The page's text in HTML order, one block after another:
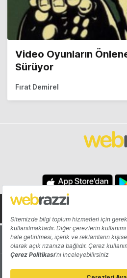
Video Oyunların
Sürüyor
Fırat Demirel
Hakkında
Katkıda Bulun